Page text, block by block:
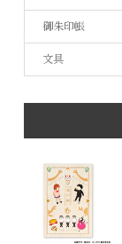
御朱印帳
文具